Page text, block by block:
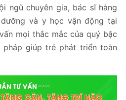
ngũ chuyên gia, bác sĩ hàng
và y học vận động tại
mọi thắc mắc của quý bậc
pháp giúp trẻ phát triển toàn